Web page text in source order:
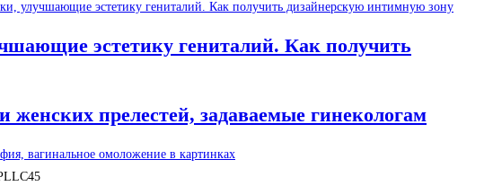
эстетику гениталий. Как получить
прелестей, задаваемые гинекологам